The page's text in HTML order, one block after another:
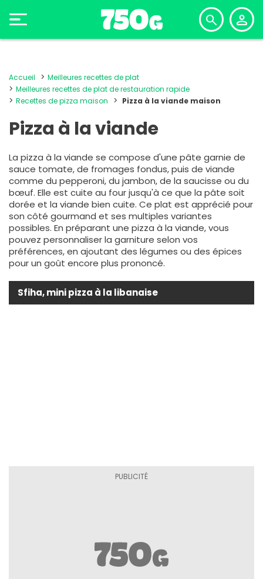
Accueil
Meilleures recettes de plat
Meilleures recettes de plat de restauration rapide
Recettes de pizza maison
Pizza à la viande maison
Pizza à la viande
La pizza à la viande se compose d'une pâte garnie de
sauce tomate, de fromages fondus, puis de viande
comme du pepperoni, du jambon, de la saucisse ou du
bœuf. Elle est cuite au four jusqu'à ce que la pâte soit
dorée et la viande bien cuite. Ce plat est apprécié pour
son côté gourmand et ses multiples variantes
possibles. En préparant une pizza à la viande, vous
pouvez personnaliser la garniture selon vos
préférences, en ajoutant des légumes ou des épices
pour un goût encore plus prononcé.
Sfiha, mini pizza à la libanaise